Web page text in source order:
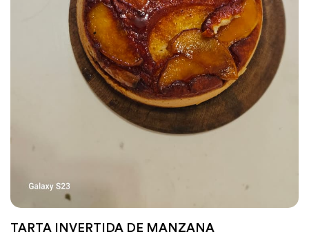
TARTA INVERTIDA DE MANZANA